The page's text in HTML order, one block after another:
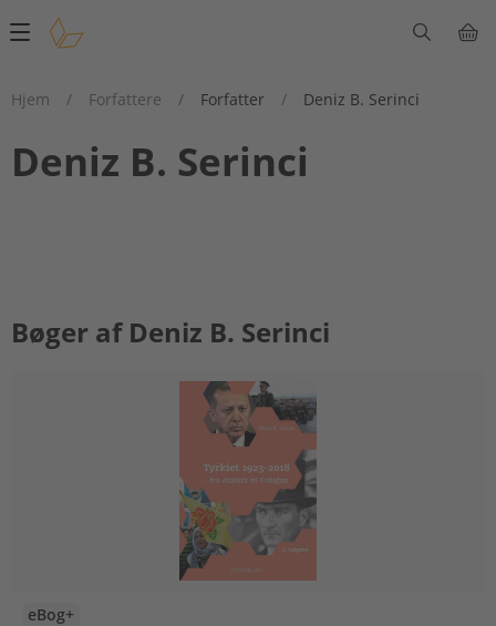
Main
Hjem
/ Forfattere / Forfatter / Deniz B. Serinci
Deniz B. Serinci
Bøger af Deniz B. Serinci
eBog+